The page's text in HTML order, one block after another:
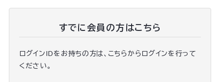
すでに会員の方はこちら
ログインIDをお持ちの方は、こちらからログインを行って
ください。